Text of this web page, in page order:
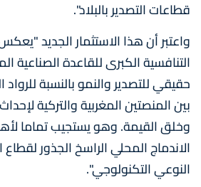
قطاعات التصدير بالبلاد".
واعتبر أن هذا الاستثمار الجديد
التنافسية الكبرى للقاعدة الصناعية
حقيقي للتصدير والنمو بالنسبة للرواد
بين المنصتين المغربية والتركية
وخلق القيمة. وهو يستجيب تماما
الاندماج المحلي الراسخ الجذور لقطاع
النوعي التكنولوجي".